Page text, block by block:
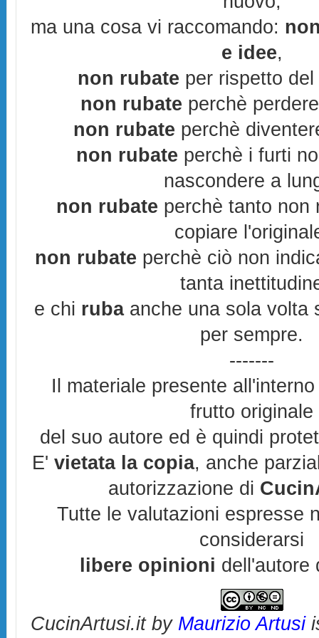
ma una cosa vi raccomando:
e idee,
non rubate per rispetto
non rubate perchè
non rubate perchè
non rubate perchè i furti
nascondere a
non rubate perchè tanto non
copiare
non rubate perchè ciò non
tanta
e chi rubaanche una sola volta
per sempre.
-------
Il materiale presente
frutto originale
del suo autore ed è quindi
E'vietata la copia, anche
autorizzazione di
Tutte le valutazioni espresse
considerarsi
libere opinioni dell'autore
CucinArtusi.itby Maurizio Artusi